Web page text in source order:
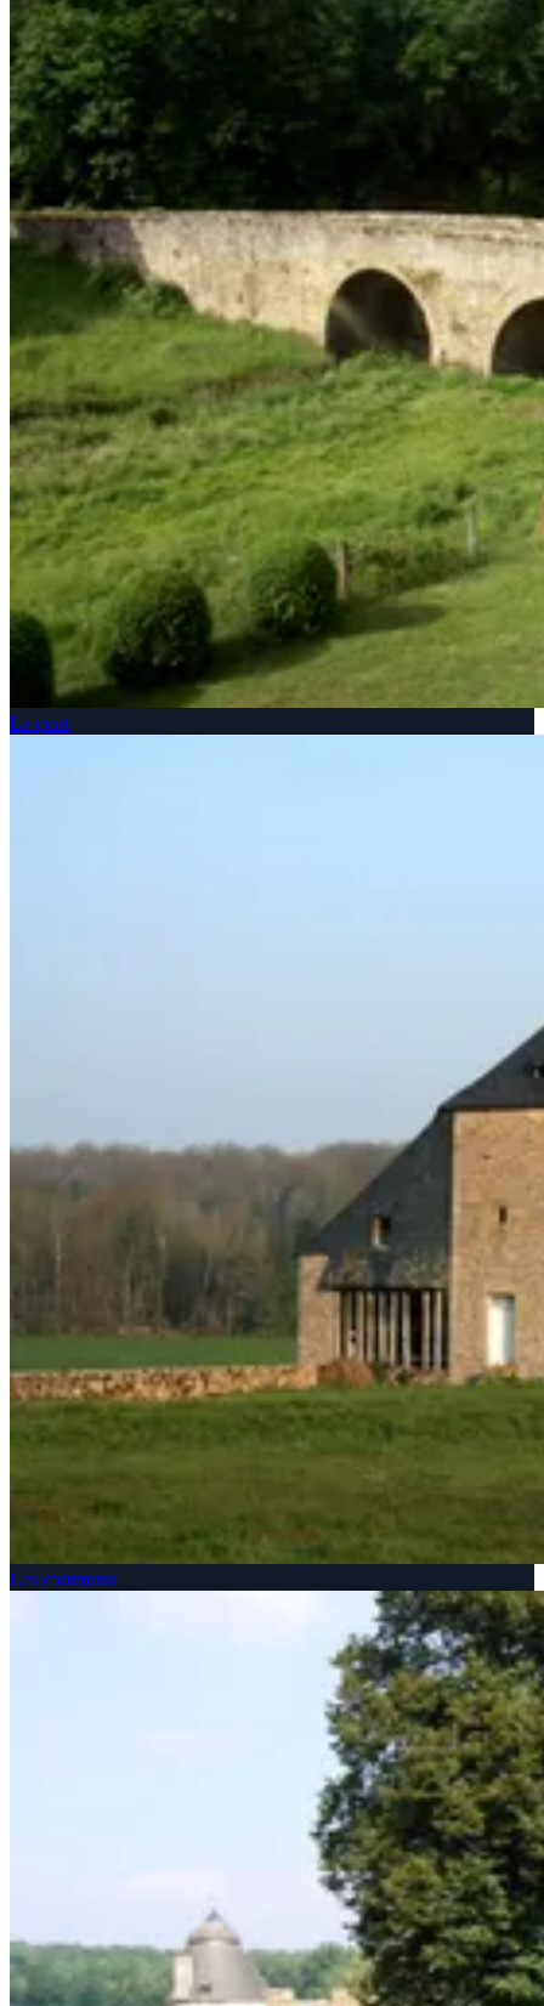
Le pont
Les communs